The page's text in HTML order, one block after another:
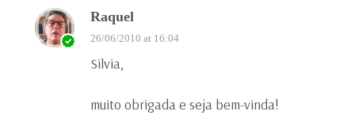
Raquel
26/06/2010 at 16:04
Silvia,
muito obrigada e seja bem-vinda!